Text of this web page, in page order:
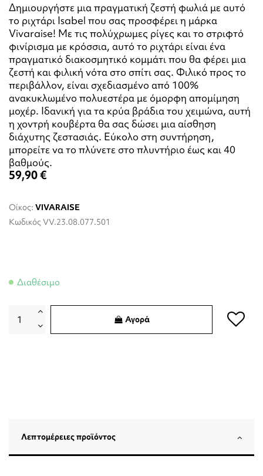
Δημιουργήστε μια πραγματική ζεστή φωλιά με αυτό
το ριχτάρι Isabel που σας προσφέρει η μάρκα
Vivaraise! Με τις πολύχρωμες ρίγες και το στριφτό
φινίρισμα με κρόσσια, αυτό το ριχτάρι είναι ένα
πραγματικό διακοσμητικό κομμάτι που θα φέρει μια
ζεστή και φιλική νότα στο σπίτι σας. Φιλικό προς το
περιβάλλον, είναι σχεδιασμένο από 100%
ανακυκλωμένο πολυεστέρα με όμορφη απομίμηση
μοχέρ. Ιδανική για τα κρύα βράδια του χειμώνα, αυτή
η χοντρή κουβέρτα θα σας δώσει μια αίσθηση
διάχυτης ζεστασιάς. Εύκολο στη συντήρηση,
μπορείτε να το πλύνετε στο πλυντήριο έως και 40
βαθμούς.
59,90 €
Οίκος: VIVARAISE
Κωδικός VV.23.08.077.501
Διαθέσιμο
Αγορά
Λεπτομέρειες προϊόντος